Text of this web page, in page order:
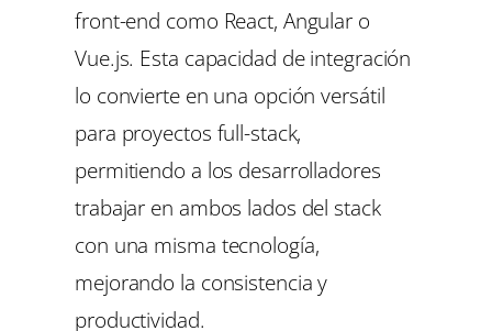
front-end como React, Angular o
Vue.js. Esta capacidad de integración
lo convierte en una opción versátil
para proyectos full-stack,
permitiendo a los desarrolladores
trabajar en ambos lados del stack
con una misma tecnología,
mejorando la consistencia y
productividad.